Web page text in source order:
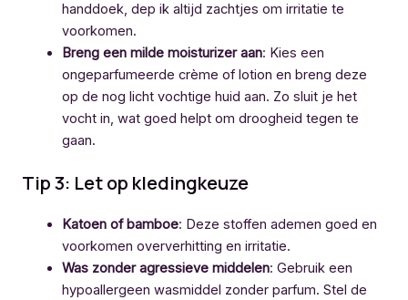
handdoek, dep ik altijd zachtjes om irritatie te
voorkomen.
Breng een milde moisturizer aan: Kies een
ongeparfumeerde crème of lotion en breng deze
op de nog licht vochtige huid aan. Zo sluit je het
vocht in, wat goed helpt om droogheid tegen te
gaan.
Tip 3: Let op kledingkeuze
Katoen of bamboe: Deze stoffen ademen goed en
voorkomen oververhitting en irritatie.
Was zonder agressieve middelen: Gebruik een
hypoallergeen wasmiddel zonder parfum. Stel de